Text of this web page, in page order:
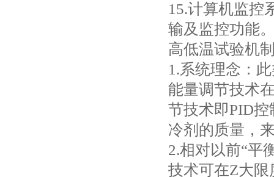
15.计算机监控
输及监控功能
高低温试验机
1.系统理念：
能量调节技术
节技术即PID
冷剂的质量，
2.相对以前“平
技术可在Z大